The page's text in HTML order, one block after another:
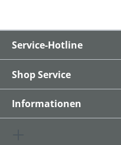
Service-Hotline
Shop Service
Informationen